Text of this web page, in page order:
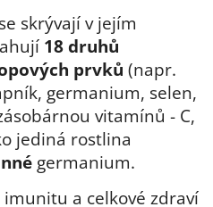
skrývají v jejím
18 druhů
prvků (napr.
germanium, selen,
vitamínů - C,
jediná rostlina
germanium.
a celkové zdraví